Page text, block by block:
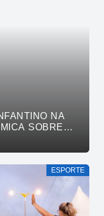
NA
SOBRE
DA
ESPORTE